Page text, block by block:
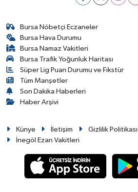
Bursa Nöbetçi Eczaneler
Bursa Hava Durumu
Bursa Namaz Vakitleri
Bursa Trafik Yoğunluk Haritası
Süper Lig Puan Durumu ve Fikstür
Tüm Manşetler
Son Dakika Haberleri
Haber Arşivi
Künye İletişim
Gizlilik Politikası
İnegöl Ezan Vakitleri